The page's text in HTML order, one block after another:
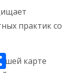
практик со
карте
Partager